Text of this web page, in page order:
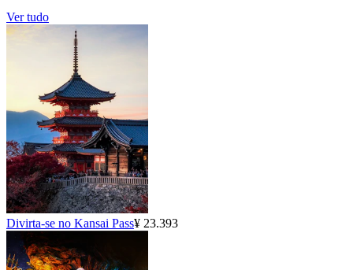
Ver tudo
Divirta-se no Kansai Pass¥ 23.393